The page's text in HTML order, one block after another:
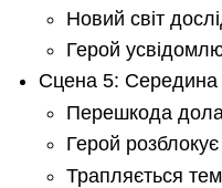
Новий світ
Герой
Сцена 5: Середина
Перешкода
Герой
Трапляється